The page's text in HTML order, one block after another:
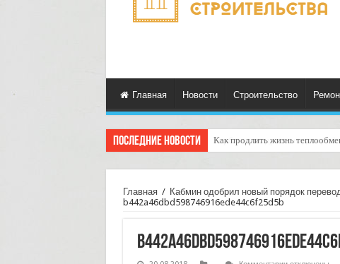
Главная Новости Строительство
Последние новости Горбыль как дрова:
Главная / Кабмин одобрил новый порядок
b442a46dbd598746916ede44c6f25d5b